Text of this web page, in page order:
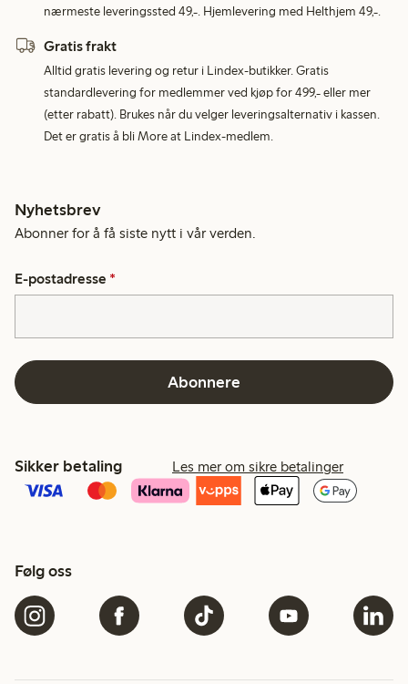
nærmeste leveringssted 49,-. Hjemlevering med Helthjem 49,-.
Gratis frakt
Alltid gratis levering og retur i Lindex-butikker. Gratis
standardlevering for medlemmer ved kjøp for 499,- eller mer
(etter rabatt). Brukes når du velger leveringsalternativ i kassen.
Det er gratis å bli More at Lindex-medlem.
Nyhetsbrev
Abonner for å få siste nytt i vår verden.
E-postadresse *
Abonnere
Sikker betaling Les mer om sikre betalinger
Følg oss